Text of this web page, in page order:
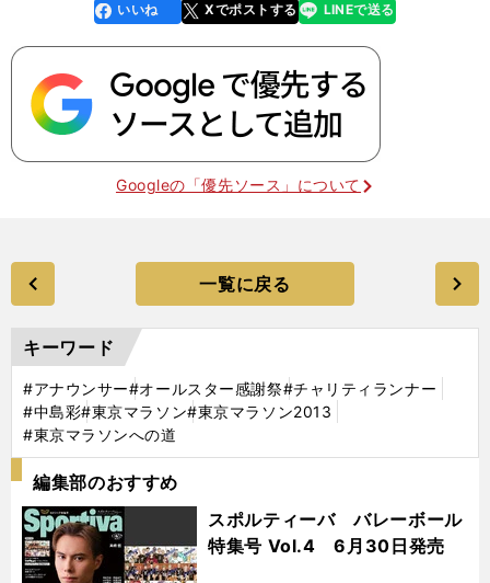
faceboo
k
いいね Xでポストする
line LINEで送る
Googleの「優先ソース」について
一覧に戻る
キーワード
#アナウンサー#オールスター感謝祭#チャリティランナー
#中島彩#東京マラソン#東京マラソン2013
#東京マラソンへの道
編集部のおすすめ
スポルティーバ バレーボール
特集号 Vol.4 6月30日発売